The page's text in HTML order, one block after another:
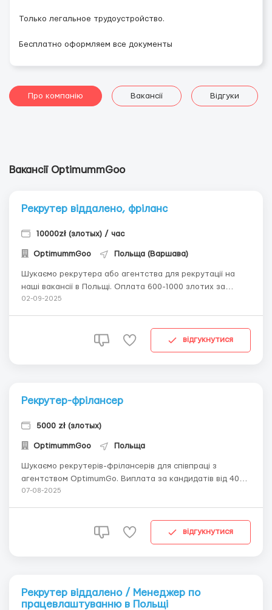
Только легальное трудоустройство.
Бесплатно оформляем все документы
Про компанію Вакансії Відгуки
Вакансії OptimummGoo
Рекрутер віддалено, фріланс
10000zł (злотых) / час
OptimummGoo Польща (Варшава)
Шукаємо рекрутера або агентства для рекрутації на
наші вакансії в Польщі. Оплата 600-1000 злотих за
кандидата. Деталі вайбер +48885035875. Optimum Go
іноземних громадян на найбільші складські та ло...
02-09-2025
відгукнутися
Рекрутер-фрілансер
5000 zł (злотых)
OptimummGoo Польща
Шукаємо рекрутерів-фрілансерів для співпраці з
агентством OptimumGo. Виплата за кандидатів від 400
злотих.Шукаємо рекрутерів-фрілансерів для співпраці з
+48885035875 Анастасія...
07-08-2025
відгукнутися
Рекрутер віддалено / Менеджер по
працевлаштуванню в Польщі